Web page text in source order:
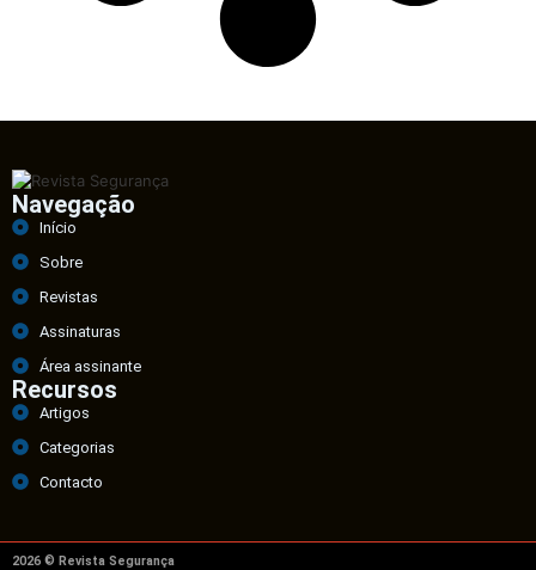
Navegação
Início
Sobre
Revistas
Assinaturas
Área assinante
Recursos
Artigos
Categorias
Contacto
2026 © Revista Segurança